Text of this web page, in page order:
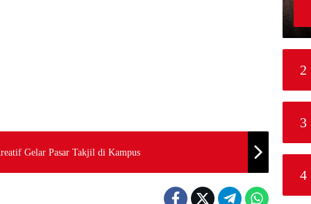
Gelar Pasar Takjil di Kampus
2
3
4